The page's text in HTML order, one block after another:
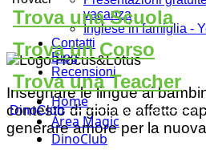
vacanza
Inglese in famiglia -
Contatti
Blog
Recensioni
Home
Area Magic
DinoClub
Trova una Scuola
Trova un Corso
Trova una Teacher
DinoClub
Insegnare le lingue ai
contesto di gioia e affetto
generare amore per la